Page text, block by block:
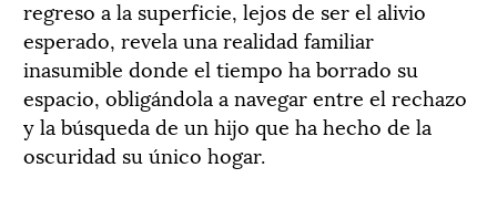
regreso a la superficie, lejos de ser el alivio
esperado, revela una realidad familiar
inasumible donde el tiempo ha borrado su
espacio, obligándola a navegar entre el rechazo
y la búsqueda de un hijo que ha hecho de la
oscuridad su único hogar.